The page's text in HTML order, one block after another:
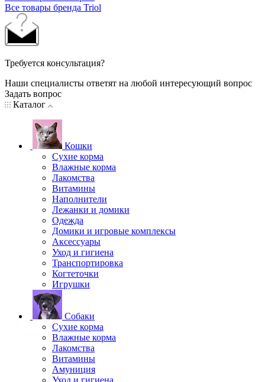
Все товары бренда Triol
Требуется консультация?
Наши специалисты ответят на любой интересующий вопрос
Задать вопрос
Каталог
Кошки
Сухие корма
Влажные корма
Лакомства
Витамины
Наполнители
Лежанки и домики
Одежда
Домики и игровые комплексы
Аксессуары
Уход и гигиена
Транспортировка
Когтеточки
Игрушки
Собаки
Сухие корма
Влажные корма
Лакомства
Витамины
Амуниция
Уход и гигиена